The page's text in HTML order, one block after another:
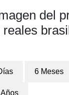
del
6 Meses